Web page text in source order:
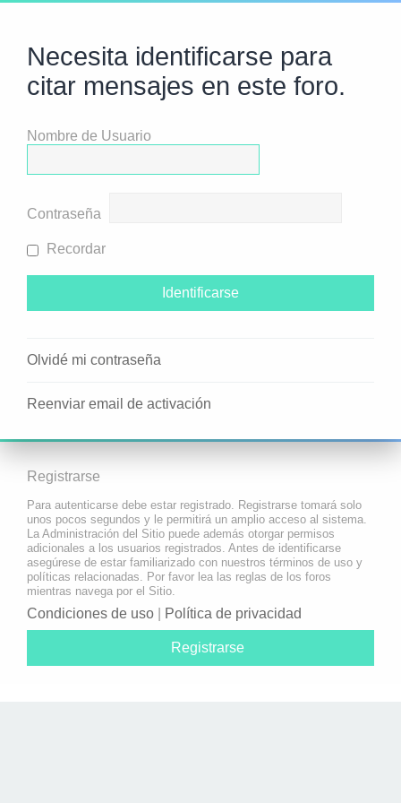
Necesita identificarse para
citar mensajes en este foro.
Nombre de Usuario
Contraseña
Recordar
Olvidé mi contraseña
Reenviar email de activación
Registrarse
Para autenticarse debe estar registrado. Registrarse tomará solo
unos pocos segundos y le permitirá un amplio acceso al sistema.
La Administración del Sitio puede además otorgar permisos
adicionales a los usuarios registrados. Antes de identificarse
asegúrese de estar familiarizado con nuestros términos de uso y
políticas relacionadas. Por favor lea las reglas de los foros
mientras navega por el Sitio.
Condiciones de uso Política de privacidad
Registrarse